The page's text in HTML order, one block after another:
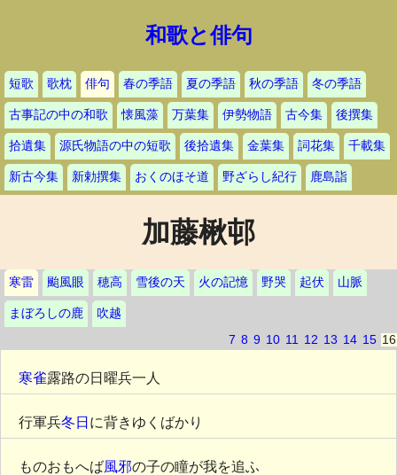
和歌と俳句
短歌 歌枕 俳句 春の季語 夏の季語 秋の季語 冬の季語
古事記の中の和歌 懐風藻 万葉集 伊勢物語 古今集 後撰集
拾遺集 源氏物語の中の短歌 後拾遺集 金葉集 詞花集 千載集
新古今集 新勅撰集 おくのほそ道 野ざらし紀行 鹿島詣
加藤楸邨
寒雷 颱風眼 穂高 雪後の天 火の記憶 野哭 起伏 山脈
まぼろしの鹿
吹越
7 8 9 10 11 12 13 14 15 16
寒雀露路の日曜兵一人
行軍兵冬日 に背きゆくばかり
ものおもへば風邪の子の瞳が我を追ふ